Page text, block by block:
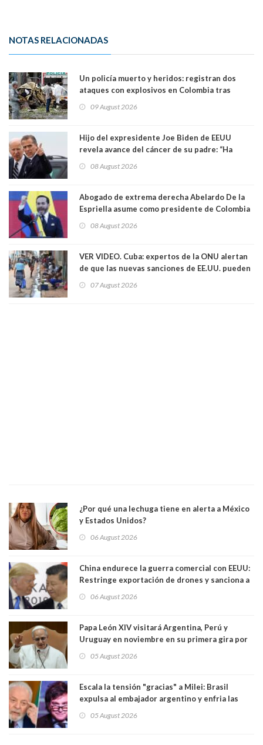
NOTAS RELACIONADAS
Un policía muerto y heridos: registran dos
ataques con explosivos en Colombia tras
09 August 2026
Hijo del expresidente Joe Biden de EEUU
revela avance del cáncer de su padre: “Ha
08 August 2026
Abogado de extrema derecha Abelardo De la
Espriella asume como presidente de Colombia
08 August 2026
VER VIDEO. Cuba: expertos de la ONU alertan
de que las nuevas sanciones de EE.UU. pueden
07 August 2026
¿Por qué una lechuga tiene en alerta a México
y Estados Unidos?
06 August 2026
China endurece la guerra comercial con EEUU:
Restringe exportación de drones y sanciona a
06 August 2026
Papa León XIV visitará Argentina, Perú y
Uruguay en noviembre en su primera gira por
05 August 2026
Escala la tensión "gracias" a Milei: Brasil
expulsa al embajador argentino y enfria las
trasandino
05 August 2026